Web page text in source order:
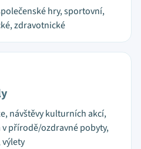
hry, sportovní,
zdravotnické
návštěvy kulturních akcí,
přírodě/ozdravné pobyty,